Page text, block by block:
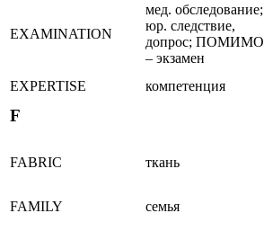
EXAMINATION
мед. обследование;
юр. следствие,
допрос; ПОМИМО
– экзамен
EXPERTISE
компетенция
F
FABRIC ткань
FAMILY семья